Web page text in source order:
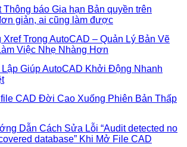
báo Gia hạn Bản quyền trên
giản, ai cũng làm được
Xref Trong AutoCAD – Quản Lý Bản Vẽ
Việc Nhẹ Nhàng Hơn
Giúp AutoCAD Khởi Động Nhanh
CAD Đời Cao Xuống Phiên Bản Thấp
Dẫn Cách Sửa Lỗi “Audit detected no
database” Khi Mở File CAD